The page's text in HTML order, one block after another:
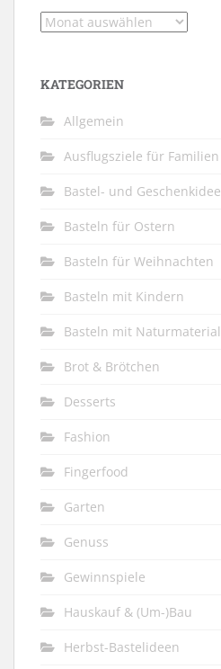
Archiv
KATEGORIEN
Allgemein
Ausflugsziele für Familien
Bastel- und
Basteln für Ostern
Basteln für Weihnachten
Basteln mit Kindern
Basteln mit
Brot & Brötchen
Desserts
Fashion
Fingerfood
Garten
Genuss
Gewinnspiele
Hauskauf & (Um-)Bau
Herbst-Bastelideen